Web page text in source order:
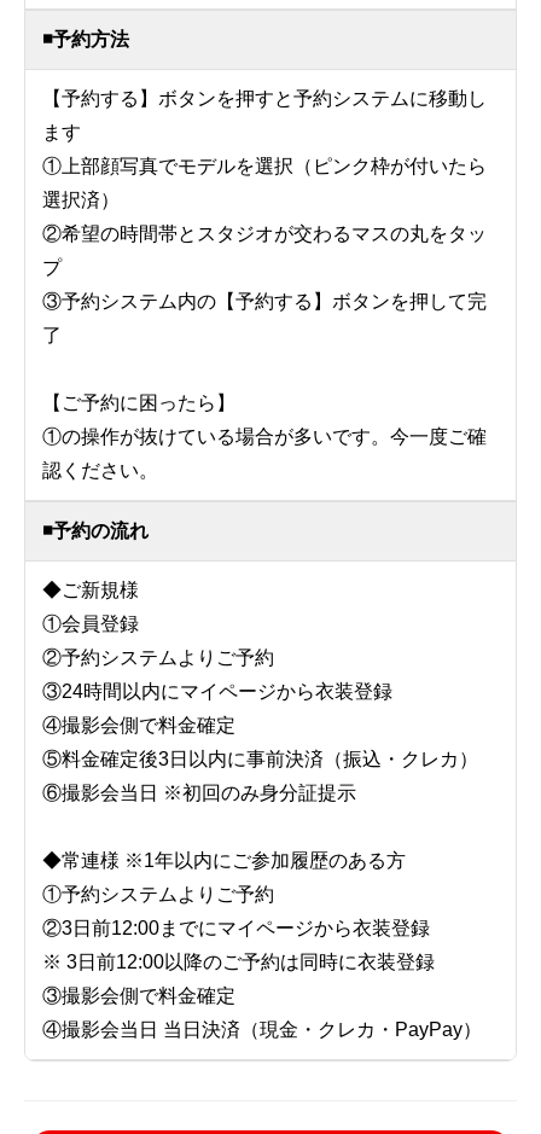
◾️予約方法
【予約する】ボタンを押すと予約システムに移動し
ます
①上部顔写真でモデルを選択（ピンク枠が付いたら
選択済）
②希望の時間帯とスタジオが交わるマスの丸をタッ
プ
③予約システム内の【予約する】ボタンを押して完
了
【ご予約に困ったら】
①の操作が抜けている場合が多いです。今一度ご確
認ください。
◾️予約の流れ
◆ご新規様
①会員登録
②予約システムよりご予約
③24時間以内にマイページから衣装登録
④撮影会側で料金確定
⑤料金確定後3日以内に事前決済（振込・クレカ）
⑥撮影会当日 ※初回のみ身分証提示
◆常連様 ※1年以内にご参加履歴のある方
①予約システムよりご予約
②3日前12:00までにマイページから衣装登録
※ 3日前12:00以降のご予約は同時に衣装登録
③撮影会側で料金確定
④撮影会当日 当日決済（現金・クレカ・PayPay）